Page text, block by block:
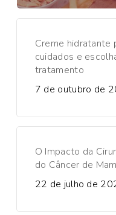
Creme hidratante
cuidados e
tratamento
7 de outubro de
O Impacto da
do Câncer de
22 de julho de